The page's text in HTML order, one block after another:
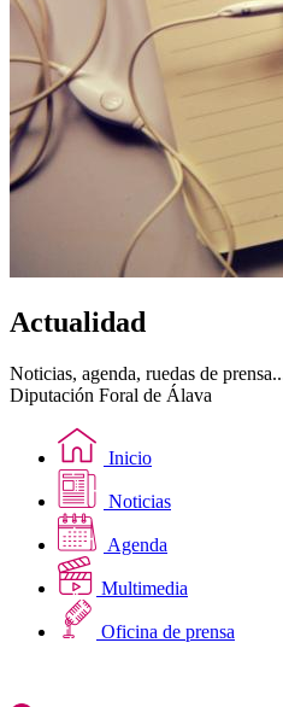
Actualidad
Noticias, agenda, ruedas de
Diputación Foral de Álava
Inicio
Noticias
Agenda
Multimedia
Oficina de prensa